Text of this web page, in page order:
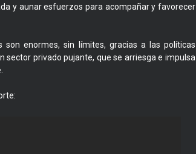
y aunar esfuerzos para acompañar y favorecer
enormes, sin límites, gracias a las políticas
sector privado pujante, que se arriesga e impulsa